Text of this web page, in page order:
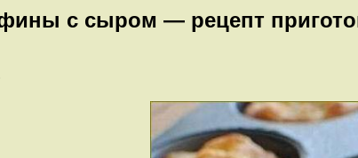
с сыром — рецепт